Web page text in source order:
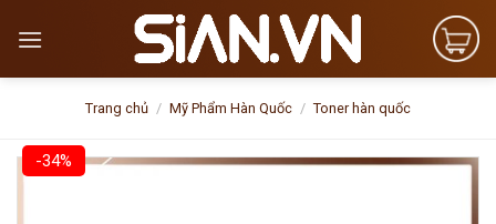
Trang chủ / Mỹ Phẩm Hàn Quốc / Toner hàn quốc
-34%